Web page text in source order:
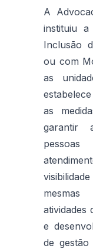
A
instituiu
Inclusão
ou com
as
as
garantir
atividades
e
de gestão